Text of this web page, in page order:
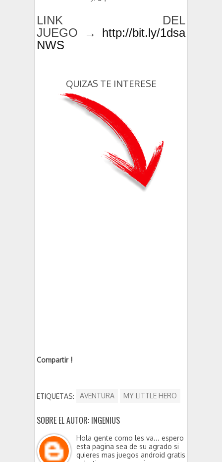
LINK DEL
JUEGO → http://bit.ly/1dsa
NWS
QUIZAS TE INTERESE
Compartir !
ETIQUETAS: AVENTURA MY LITTLE HERO
SOBRE EL AUTOR: INGENIUS
Hola gente como les va... espero
esta pagina sea de su agrado si
quieres mas juegos android gratis